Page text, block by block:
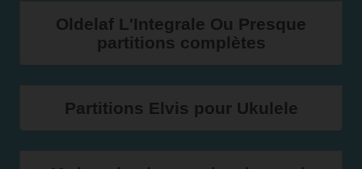
Oldelaf L'Integrale Ou Presque
partitions complètes
Partitions Elvis pour Ukulele